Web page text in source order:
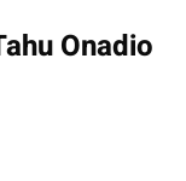
Onadio